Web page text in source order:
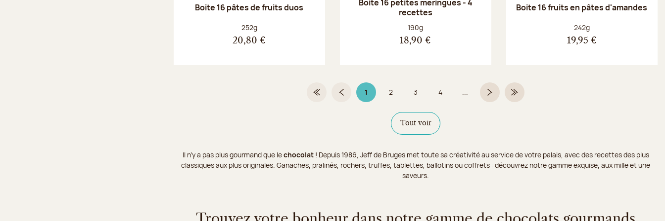
Boite 16 pâtes de fruits duos
Poids net :
252g
20,80 €
Boite 16 petites meringues - 4
recettes
Poids net :
190g
18,90 €
Boite 16 fruits en pâtes d'amandes
Poids net :
242g
19,95 €
Première pagePage précédente
1Page 1 sur 9
Page
2 Page
3 Page
4 ... Page suivanteDernière page
Tout voir
Il n’y a pas plus gourmand que lechocolat! Depuis 1986, Jeff de Bruges met toute sa créativité au service de votre palais, avec des recettes des plus
classiques aux plus originales. Ganaches, pralinés, rochers, truffes, tablettes, ballotins ou coffrets : découvrez notre gamme exquise, aux mille et une
saveurs.